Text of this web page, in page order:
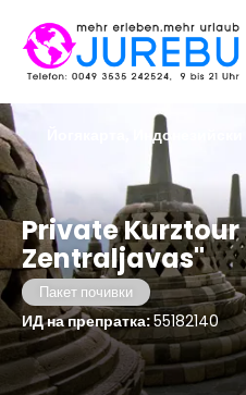
Private
Zentraljavas"
Пакет почивки
ИД на препратка:55182140
Йогякарта, Индонезийски